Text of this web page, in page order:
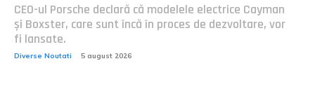
CEO-ul Porsche declară că modelele electrice Cayman
și Boxster, care sunt încă în proces de dezvoltare, vor
fi lansate.
Diverse Noutati 5 august 2026